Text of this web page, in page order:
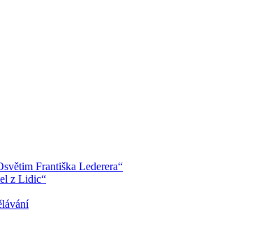
Františka Lederera“
z Lidic“